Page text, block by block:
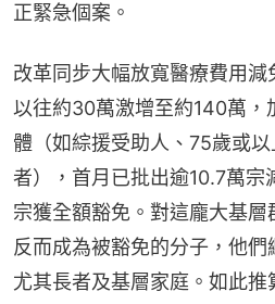
正緊急個案。
改革同步大幅放寬醫療費用減
以往約30萬激增至約140萬，
體（如綜援受助人、75歲或
者），首月已批出逾10.7萬宗
宗獲全額豁免。對這龐大基
反而成為被豁免的分子，他們
尤其長者及基層家庭。如此